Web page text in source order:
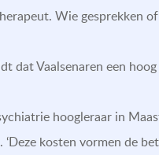
Wie gesprekken
dat Vaalsenaren een
hoogleraar in
kosten vormen de